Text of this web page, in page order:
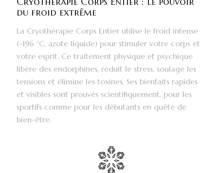
du froid extrême
La Cryothérapie Corps Entier utilise le froid intense
(-196 °C, azote liquide) pour stimuler votre corps et
votre esprit. Ce traitement physique et psychique
libère des endorphines, réduit le stress, soulage les
tensions et élimine les toxines. Ses bienfaits rapides
et visibles sont prouvés scientifiquement, pour les
sportifs comme pour les débutants en quête de
bien-être.